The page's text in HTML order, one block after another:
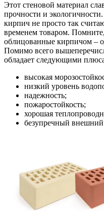
Этот стеновой материал
прочности и
кирпич не просто так
временем товаром.
облицованные кирпичом –
Помимо всего
обладает следующими
высокая
низкий уровень
надежность;
пожаростойкость;
хорошая
безупречный